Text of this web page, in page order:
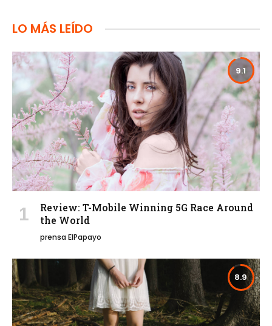
LO MÁS LEÍDO
9.1
Review: T-Mobile Winning 5G Race Around
the World
prensa ElPapayo
8.9